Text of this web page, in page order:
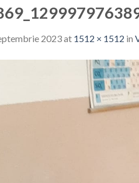
2023at 1512 × 1512 in